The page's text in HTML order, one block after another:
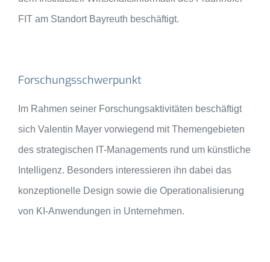
FIT am Standort Bayreuth beschäftigt.
Forschungsschwerpunkt
Im Rahmen seiner Forschungsaktivitäten beschäftigt
sich Valentin Mayer vorwiegend mit Themengebieten
des strategischen IT-Managements rund um künstliche
Intelligenz. Besonders interessieren ihn dabei das
konzeptionelle Design sowie die Operationalisierung
von KI-Anwendungen in Unternehmen.